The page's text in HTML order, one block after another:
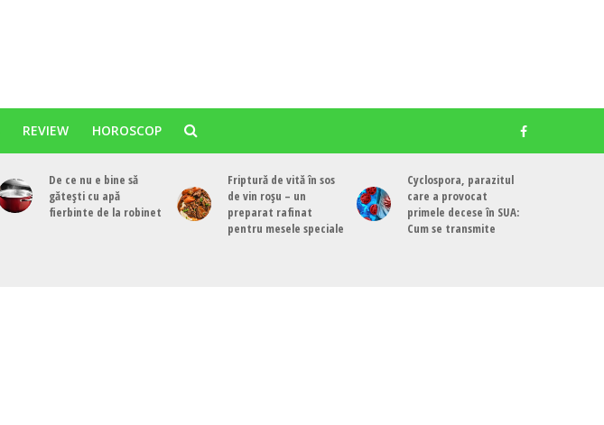
REVIEW HOROSCOP
De ce nu e bine să
gătești cu apă
fierbinte de la robinet
Friptură de vită în sos
de vin roșu – un
preparat rafinat
pentru mesele speciale
Cyclospora, parazitul
care a provocat
primele decese în SUA:
Cum se transmite